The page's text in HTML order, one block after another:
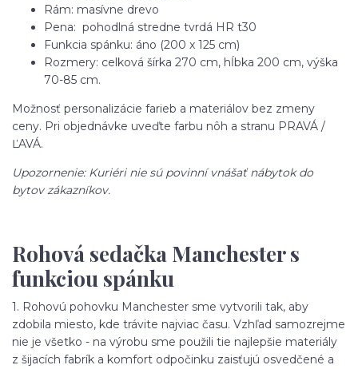
Rám: masívne drevo
Pena: pohodlná stredne tvrdá HR t30
Funkcia spánku: áno (200 x 125 cm)
Rozmery: celková šírka 270 cm, hĺbka 200 cm, výška
70-85 cm.
Možnosť personalizácie farieb a materiálov bez zmeny
ceny. Pri objednávke uveďte farbu nôh a stranu PRAVÁ /
ĽAVÁ.
Upozornenie: Kuriéri nie sú povinní vnášať nábytok do
bytov zákazníkov.
Rohová sedačka Manchester s
funkciou spánku
1. Rohovú pohovku Manchester sme vytvorili tak, aby
zdobila miesto, kde trávite najviac času. Vzhľad samozrejme
nie je všetko - na výrobu sme použili tie najlepšie materiály
z šijacích fabrík a komfort odpočinku zaisťujú osvedčené a